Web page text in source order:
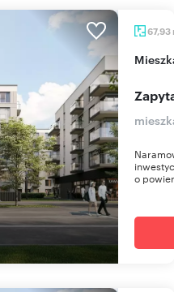
67,93
o